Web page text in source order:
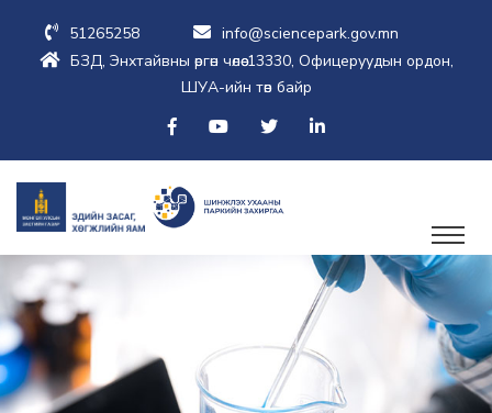
51265258
info@sciencepark.gov.mn
БЗД, Энхтайвны өргөн чөлөө-13330, Офицеруудын ордон,
ШУА-ийн төв байр